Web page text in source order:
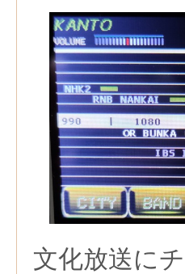
文化放送に